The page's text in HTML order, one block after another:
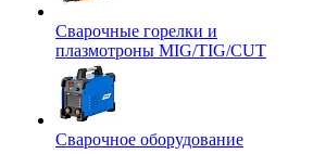
Сварочные горелки и
плазмотроны MIG/TIG/CUT
Сварочное оборудование